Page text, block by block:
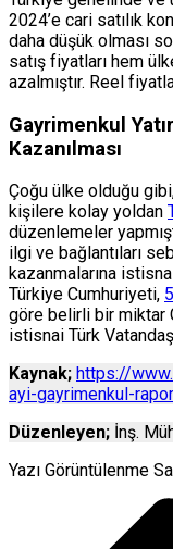
2024’e cari satılık
daha düşük olması
satış fiyatları hem
azalmıştır. Reel
Gayrimenkul
Kazanılması
Çoğu ülke olduğu
kişilere kolay yoldan
düzenlemeler
ilgi ve bağlantıları
kazanmalarına
Türkiye Cumhuriyeti,
göre belirli bir miktar
istisnai Türk
Kaynak; https://
ayi-gayrimenkul-
Düzenleyen; İnş.
Yazı Görüntülenme